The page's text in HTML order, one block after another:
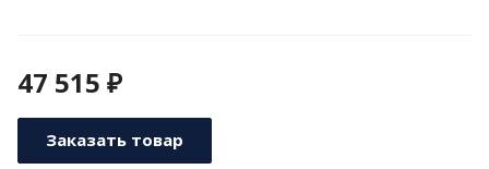
47 515 ₽
Заказать товар